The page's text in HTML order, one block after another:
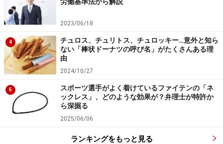
2023/06/18
4
チュロス、チュリトス、チュロッキー…意外と知ら
ない「棒状ドーナツの呼び名」がたくさんある理
由
2024/10/27
5
スポーツ選手がよく着けているファイテンの「ネ
ックレス」、どのような効果が？弁理士が特許か
ら深掘る
2025/06/06
ランキングをもっと見る